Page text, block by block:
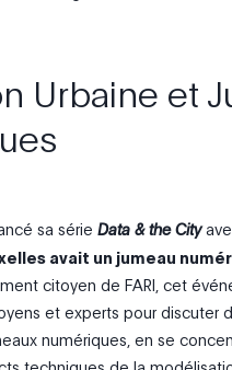
Urbaine et
sa série Data & the City
avait un jumeau
citoyen de FARI, cet
et experts pour discuter
numériques, en se